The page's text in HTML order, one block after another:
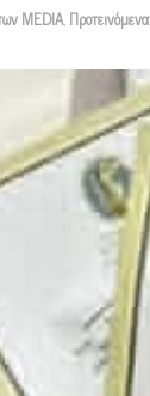
MEDIA,Προτεινόμενα